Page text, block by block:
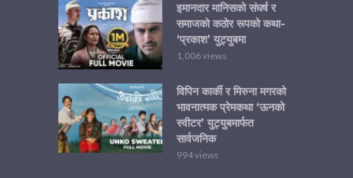
इमानदार मानिसको संघर्ष र
समाजको कठोर रूपको कथा-
‘प्रकाश’ युट्युबमा
1,006 views
विपिन कार्की र मिरुना मगरको
भावनात्मक प्रेमकथा ‘ऊनको
स्वीटर’ युट्युबमार्फत
सार्वजनिक
994 views